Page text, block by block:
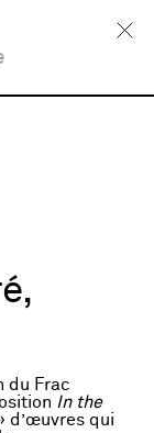
du Frac
In the
d’œuvres qui